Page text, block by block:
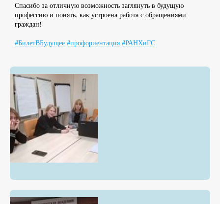
Спасибо за отличную возможность заглянуть в будущую
профессию и понять, как устроена работа с обращениями
граждан!
#БилетВБудущее #профориентация #РАНХиГС